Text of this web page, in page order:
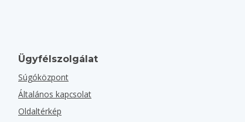
Ügyfélszolgálat
Súgóközpont
Általános kapcsolat
Oldaltérkép